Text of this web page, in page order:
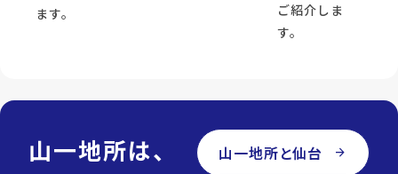
ます。
ご紹介しま
す。
山一地所は、
山一地所と仙台 arrow_forward